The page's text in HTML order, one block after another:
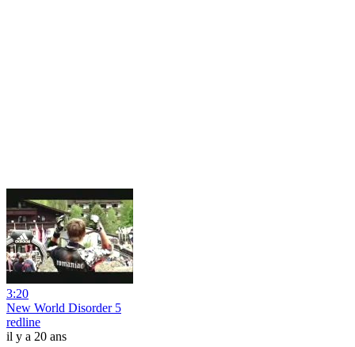
3:20
New World Disorder 5
redline
il y a 20 ans